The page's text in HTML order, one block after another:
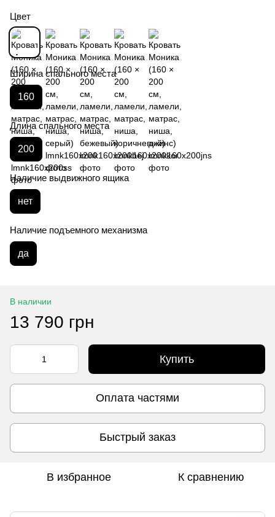
Цвет
Ширина спального места
160
Длина спального места
200
Наличие выдвижного ящика
нет
Наличие подъемного механизма
да
В наличии
13 790 грн
Купить
Оплата частями
Быстрый заказ
В избранное К сравнению